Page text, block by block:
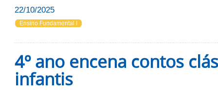
22/10/2025
Ensino Fundamental I
4º ano encena contos
infantis